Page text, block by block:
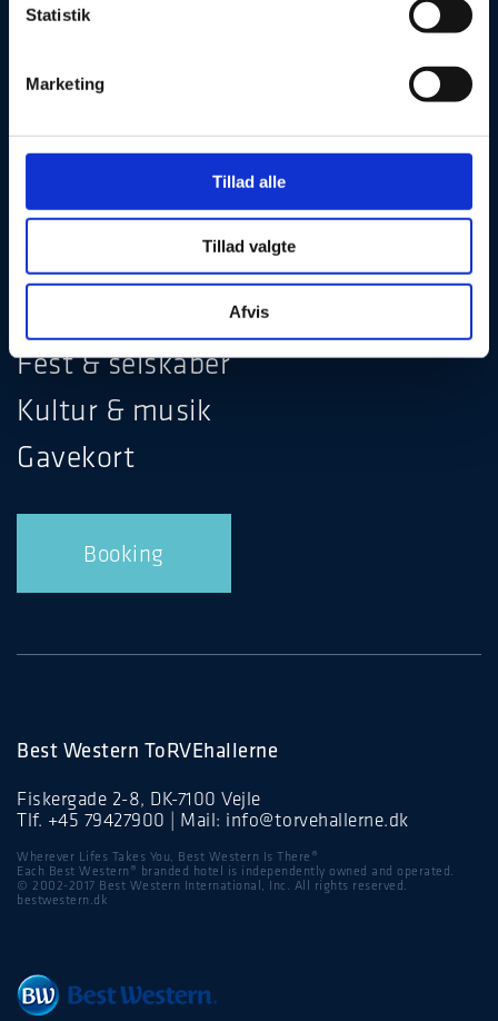
Statistik
Marketing
Tillad alle
Tillad valgte
Afvis
Hotel & ophold
Møde & konference
Restaurant & bar
Fest & selskaber
Kultur & musik
Gavekort
Booking
Best Western ToRVEhallerne
Fiskergade 2-8, DK-7100 Vejle
Tlf. +45 79427900 | Mail: info@torvehallerne.dk
Wherever Lifes Takes You, Best Western Is There®
Each Best Western® branded hotel is independently owned and operated.
© 2002-2017 Best Western International, Inc. All rights reserved.
bestwestern.dk